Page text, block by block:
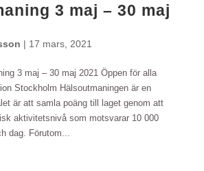
3 maj – 30 maj
| 17 mars, 2021
3 maj – 30 maj 2021 Öppen för alla
Stockholm Hälsoutmaningen är en
är att samla poäng till laget genom att
aktivitetsnivå som motsvarar 10 000
dag. Förutom...